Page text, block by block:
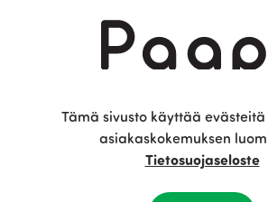
suunnitellut legginsit valmistetaan
luomupuuvillasta tai
kyseessä olevasta mallista
lapsen liikkeitä päivittäisissä
Paapiin suorastaan herkullinen
tarjoilee mitä kauniimpia legginsejä
Tämä sivusto käyttää
asiakaskokemuksen
Tietosuojaseloste